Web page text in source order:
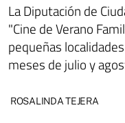
La Diputación de
"Cine de Verano
pequeñas
meses de julio y
ROSALINDA TEJERA